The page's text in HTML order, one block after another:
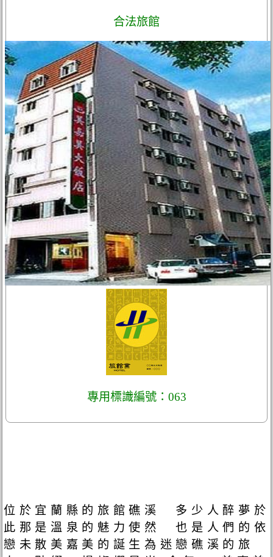
合法旅館
專用標識編號：063
位於宜蘭縣的旅館礁溪 多少人醉夢於
此那是溫泉的魅力使然 也是人們的依
戀未散美嘉美的誕生為迷戀礁溪的旅